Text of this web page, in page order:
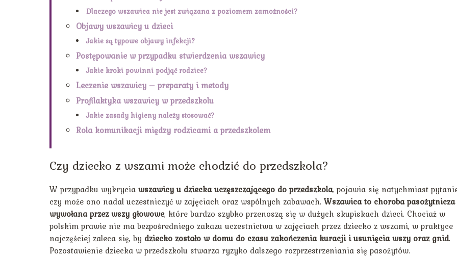
Dlaczego wszawica nie jest związana z poziomem zamożności?
Objawy wszawicy u dzieci
Jakie są typowe objawy infekcji?
Postępowanie w przypadku stwierdzenia wszawicy
Jakie kroki powinni podjąć rodzice?
Leczenie wszawicy – preparaty i metody
Profilaktyka wszawicy w przedszkolu
Jakie zasady higieny należy stosować?
Rola komunikacji między rodzicami a przedszkolem
Czy dziecko z wszami może chodzić do przedszkola?
W przypadku wykrycia wszawicy u dziecka uczęszczającego do przedszkola, pojawia się natychmiast
czy może ono nadal uczestniczyć w zajęciach oraz wspólnych zabawach.Wszawica to choroba pasożytnicza
wywołana przez wszy głowowe, które bardzo szybko przenoszą się w dużych skupiskach dzieci. Chociaż w
polskim prawie nie ma bezpośredniego zakazu uczestnictwa w zajęciach przez dziecko z wszami, w praktyce
najczęściej zaleca się, by dziecko zostało w domu do czasu zakończenia kuracji i usunięcia wszy oraz gnid.
Pozostawienie dziecka w przedszkolu stwarza ryzyko dalszego rozprzestrzeniania się pasożytów.